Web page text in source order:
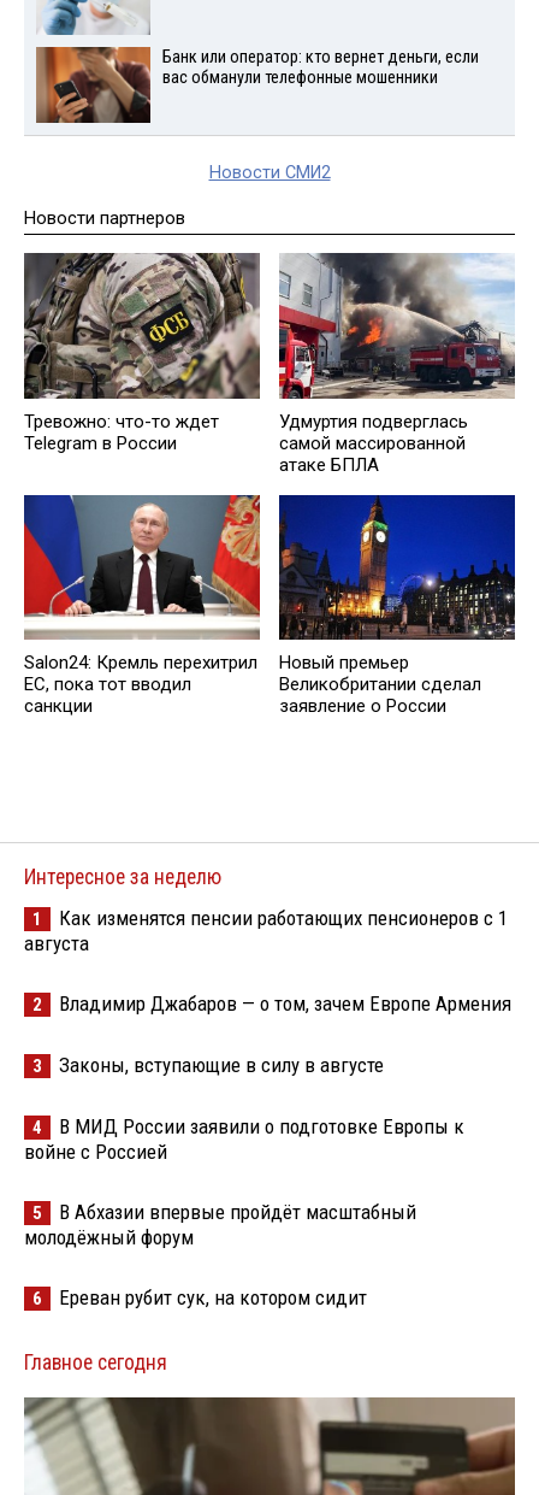
Банк или оператор: кто вернет деньги, если
вас обманули телефонные мошенники
Новости СМИ2
Новости партнеров
Тревожно: что-то ждет
Telegram в России
Удмуртия подверглась
самой массированной
атаке БПЛА
Salon24: Кремль перехитрил
EC, пока тот вводил
санкции
Новый премьер
Великобритании сделал
заявление о России
Интересное за неделю
1
Как изменятся пенсии работающих пенсионеров с 1
августа
2 Владимир Джабаров — о том, зачем Европе Армения
3 Законы, вступающие в силу в августе
4
В МИД России заявили о подготовке Европы к
войне с Россией
5
В Абхазии впервые пройдёт масштабный
молодёжный форум
6 Ереван рубит сук, на котором сидит
Главное сегодня